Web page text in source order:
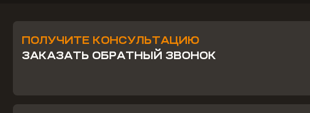
ПОЛУЧИТЕ КОНСУЛЬТАЦИЮ
ЗАКАЗАТЬ ОБРАТНЫЙ ЗВОНОК